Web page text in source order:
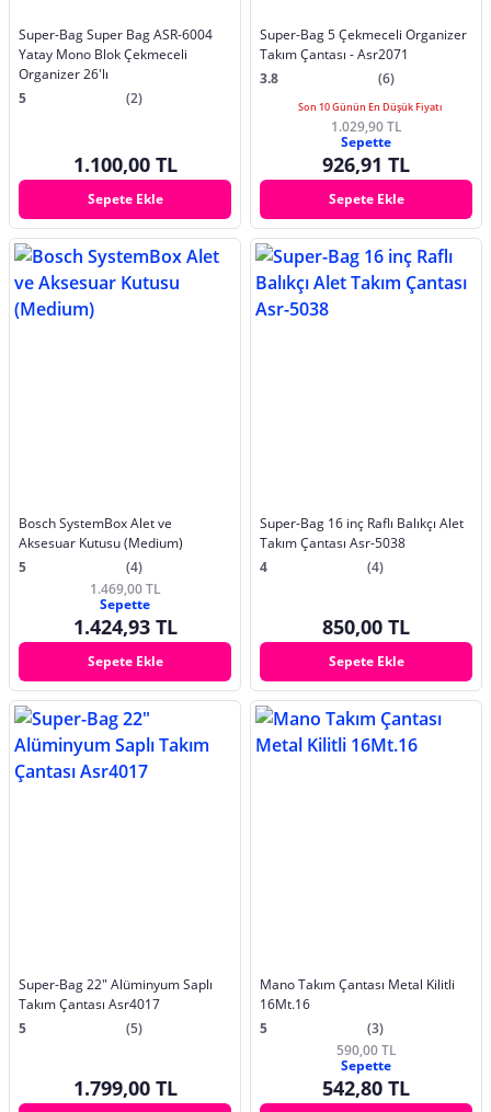
Super-Bag Super Bag ASR-6004
Yatay Mono Blok Çekmeceli
Organizer 26'lı
5
(2)
1.100,00 TL
Sepete Ekle
Super-Bag 5 Çekmeceli Organizer
Takım Çantası - Asr2071
3.8
(6)
Son 10 Günün En Düşük Fiyatı
1.029,90 TL
Sepette
926,91 TL
Sepete Ekle
Bosch SystemBox Alet ve
Aksesuar Kutusu (Medium)
5
(4)
1.469,00 TL
Sepette
1.424,93 TL
Sepete Ekle
Super-Bag 16 inç Raflı Balıkçı Alet
Takım Çantası Asr-5038
4
(4)
850,00 TL
Sepete Ekle
Super-Bag 22" Alüminyum Saplı
Takım Çantası Asr4017
5
(5)
1.799,00 TL
Mano Takım Çantası Metal Kilitli
16Mt.16
5
(3)
590,00 TL
Sepette
542,80 TL